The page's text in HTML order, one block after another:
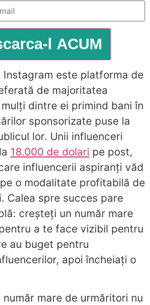
Instagram este platforma de
de majoritatea
dintre ei primind bani în
sponsorizate puse la
lor. Unii influenceri
18.000 de dolari pe post,
influencerii aspiranți văd
o modalitate profitabilă de
Calea spre succes pare
creșteți un număr mare
a te face vizibil pentru
au buget pentru
apoi încheiați o
număr mare de urmăritori nu